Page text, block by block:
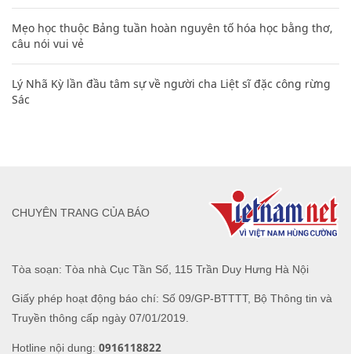
Mẹo học thuộc Bảng tuần hoàn nguyên tố hóa học bằng thơ,
câu nói vui vẻ
Lý Nhã Kỳ lần đầu tâm sự về người cha Liệt sĩ đặc công rừng
Sác
Tòa soạn: Tòa nhà Cục Tần Số, 115 Trần Duy Hưng Hà Nội
Giấy phép hoạt động báo chí: Số 09/GP-BTTTT, Bộ Thông tin và
Truyền thông cấp ngày 07/01/2019.
Hotline nội dung: 0916118822
CHUYÊN TRANG CỦA BÁO